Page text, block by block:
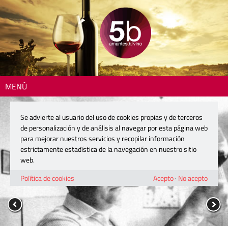
MENÚ
Se advierte al usuario del uso de cookies propias y de terceros
de personalización y de análisis al navegar por esta página web
para mejorar nuestros servicios y recopilar información
estrictamente estadística de la navegación en nuestro sitio
web.
Política de cookies
Acepto· No acepto